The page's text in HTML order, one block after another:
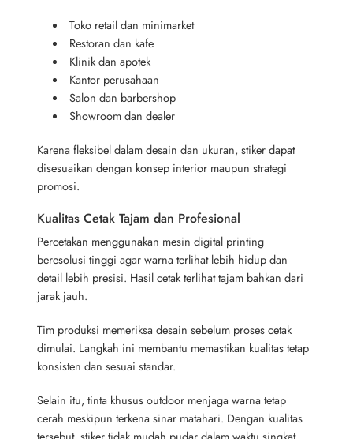
Toko retail dan minimarket
Restoran dan kafe
Klinik dan apotek
Kantor perusahaan
Salon dan barbershop
Showroom dan dealer
Karena fleksibel dalam desain dan ukuran, stiker dapat
disesuaikan dengan konsep interior maupun strategi
promosi.
Kualitas Cetak Tajam dan Profesional
Percetakan menggunakan mesin digital printing
beresolusi tinggi agar warna terlihat lebih hidup dan
detail lebih presisi. Hasil cetak terlihat tajam bahkan dari
jarak jauh.
Tim produksi memeriksa desain sebelum proses cetak
dimulai. Langkah ini membantu memastikan kualitas tetap
konsisten dan sesuai standar.
Selain itu, tinta khusus outdoor menjaga warna tetap
cerah meskipun terkena sinar matahari. Dengan kualitas